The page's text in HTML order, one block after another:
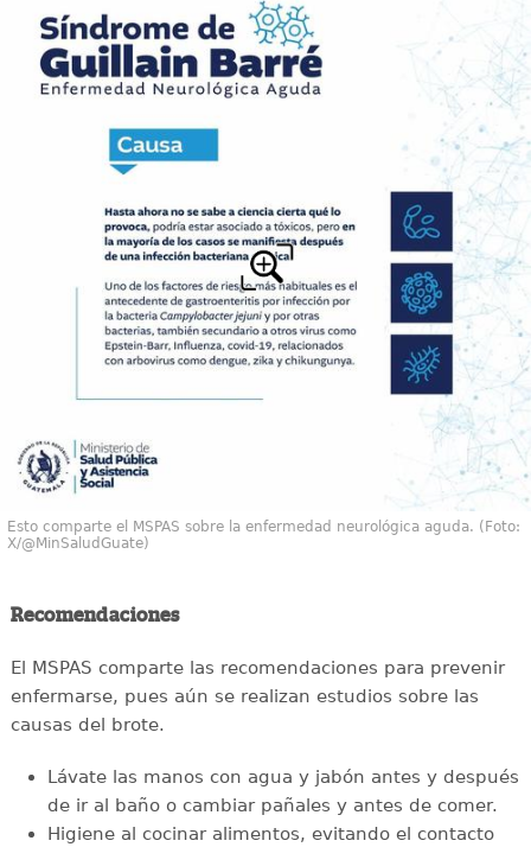
Esto comparte el MSPAS sobre la enfermedad neurológica aguda. (Foto:
X/@MinSaludGuate)
Recomendaciones
El MSPAS comparte las recomendaciones para prevenir
enfermarse, pues aún se realizan estudios sobre las
causas del brote.
Lávate las manos con agua y jabón antes y después
de ir al baño o cambiar pañales y antes de comer.
Higiene al cocinar alimentos, evitando el contacto